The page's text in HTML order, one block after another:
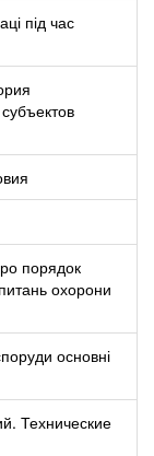
під час
порядок
охорони
основні
Технические